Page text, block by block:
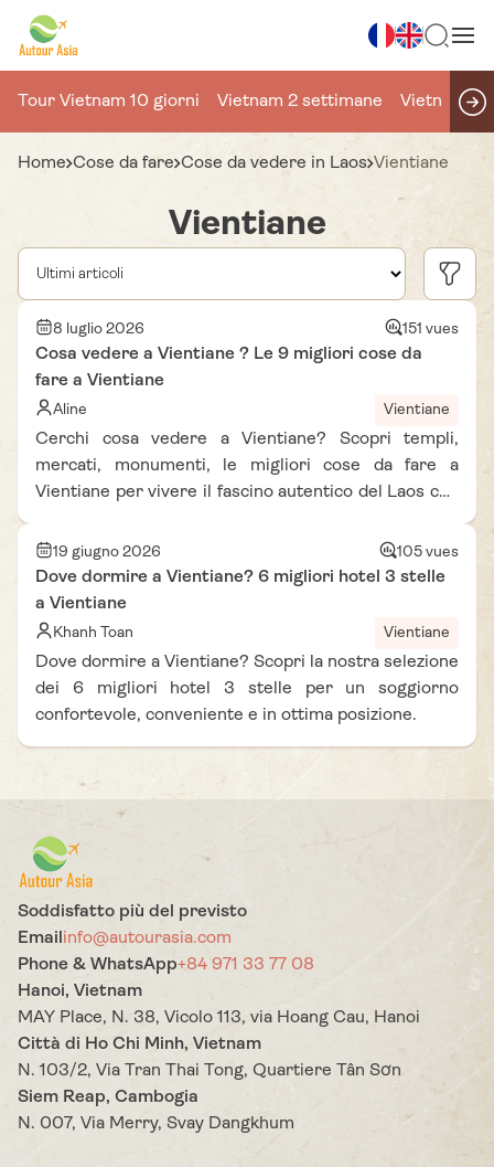
Tour Vietnam 10 giorni Vietnam 2 settimane Vietnam
Home Cose da fare Cose da vedere in Laos Vientiane
Vientiane
8 luglio 2026 151 vues
Cosa vedere a Vientiane ? Le 9 migliori cose da
fare a Vientiane
Aline Vientiane
Cerchi cosa vedere a Vientiane? Scopri templi,
mercati, monumenti, le migliori cose da fare a
Vientiane per vivere il fascino autentico del Laos con
19 giugno 2026 105 vues
Dove dormire a Vientiane? 6 migliori hotel 3 stelle
a Vientiane
Khanh Toan Vientiane
Dove dormire a Vientiane? Scopri la nostra selezione
dei 6 migliori hotel 3 stelle per un soggiorno
confortevole, conveniente e in ottima posizione.
Soddisfatto più del previsto
Email info@autourasia.com
Phone & WhatsApp+84 971 33 77 08
Hanoi, Vietnam
MAY Place, N. 38, Vicolo 113, via Hoang Cau, Hanoi
Città di Ho Chi Minh, Vietnam
N. 103/2, Via Tran Thai Tong, Quartiere Tân Sơn
Siem Reap, Cambogia
N. 007, Via Merry, Svay Dangkhum